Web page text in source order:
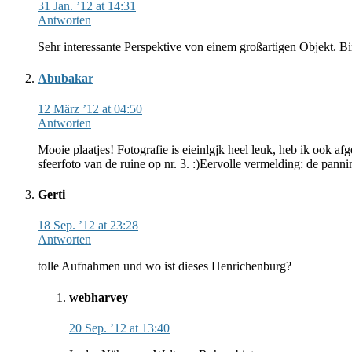
31 Jan. ’12 at 14:31
Antworten
Sehr interessante Perspektive von einem großartigen Objekt.
Abubakar
12 März ’12 at 04:50
Antworten
Mooie plaatjes! Fotografie is eieinlgjk heel leuk, heb ik ook
sfeerfoto van de ruine op nr. 3. :)Eervolle vermelding: de
Gerti
18 Sep. ’12 at 23:28
Antworten
tolle Aufnahmen und wo ist dieses Henrichenburg?
webharvey
20 Sep. ’12 at 13:40